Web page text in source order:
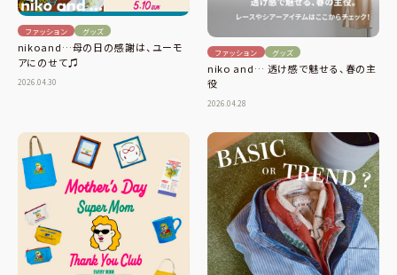
ファッション グッズ
nikoand…母の日の感謝は、ユーモ
アにのせて♫
2026.04.30
ファッション グッズ
niko and… 透け感で魅せる、春の主
役
2026.04.28